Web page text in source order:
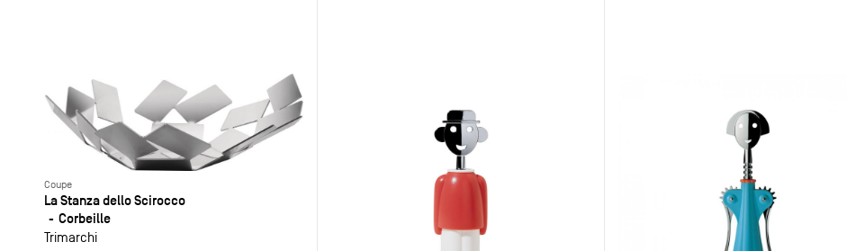
Coupe
La Stanza dello Scirocco
Corbeille
Trimarchi